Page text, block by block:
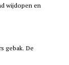
wijdopen en
gebak. De